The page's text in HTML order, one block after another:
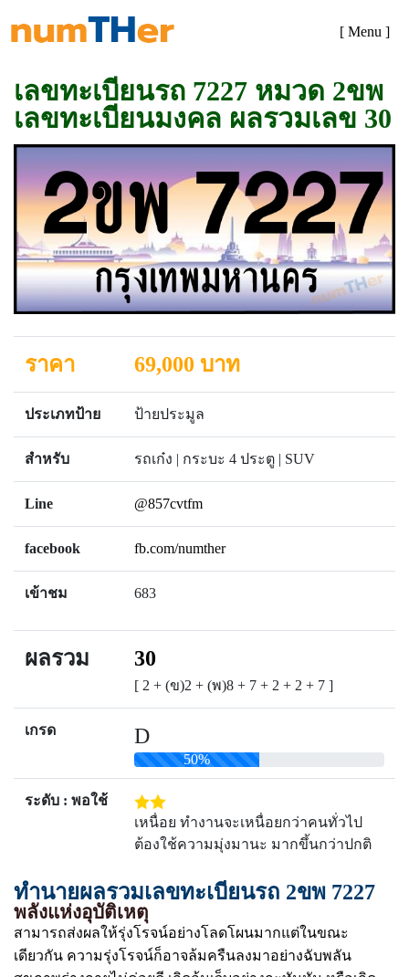
[ Menu ]
เลขทะเบียนรถ 7227 หมวด 2ขพ
เลขทะเบียนมงคล ผลรวมเลข 30
ราคา 69,000 บาท
ประเภทป้าย ป้ายประมูล
สำหรับ รถเก๋ง | กระบะ 4 ประตู | SUV
Line @857cvtfm
facebook fb.com/numther
เข้าชม 683
ผลรวม 30
[ 2 + (ข)2 + (พ)8 + 7 + 2 + 2 + 7 ]
เกรด D
50%
ระดับ : พอใช้
เหนื่อย ทำงานจะเหนื่อยกว่าคนทั่วไป
ต้องใช้ความมุ่งมานะ มากขึ้นกว่าปกติ
ทำนายผลรวมเลขทะเบียนรถ 2ขพ 7227
พลังแห่งอุบัติเหตุ
สามารถส่งผลให้รุ่งโรจน์อย่างโลดโผนมากแต่ในขณะ
เดียวกัน ความรุ่งโรจน์ก็อาจล้มครืนลงมาอย่างฉับพลัน